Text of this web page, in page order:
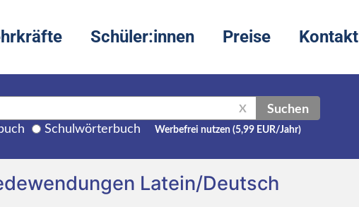
Schüler:innen Preise Kontakt
X Suchen
Schulwörterbuch Werbefrei nutzen (5,99 EUR/Jahr)
Latein/Deutsch